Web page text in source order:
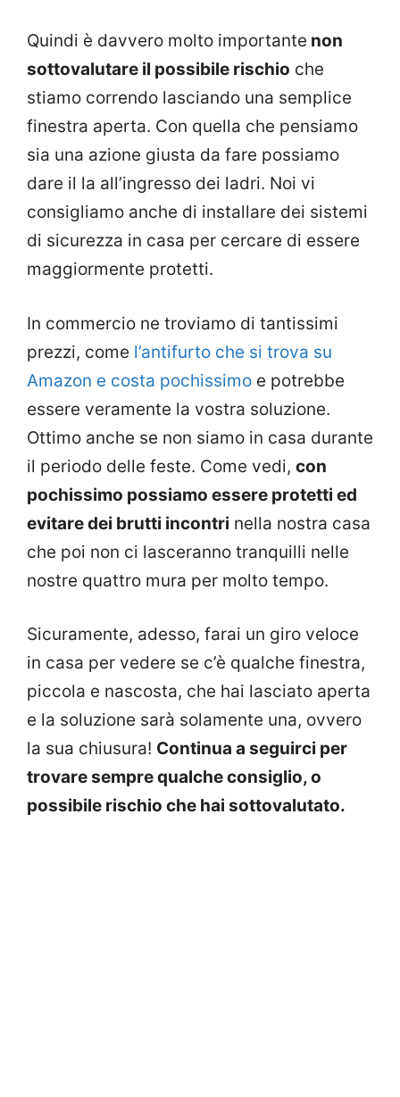
Quindi è davvero molto importante non
sottovalutare il possibile rischio che
stiamo correndo lasciando una semplice
finestra aperta. Con quella che pensiamo
sia una azione giusta da fare possiamo
dare il la all’ingresso dei ladri. Noi vi
consigliamo anche di installare dei sistemi
di sicurezza in casa per cercare di essere
maggiormente protetti.
In commercio ne troviamo di tantissimi
prezzi, come l’antifurto che si trova su
Amazon e costa pochissimo e potrebbe
essere veramente la vostra soluzione.
Ottimo anche se non siamo in casa durante
il periodo delle feste. Come vedi, con
pochissimo possiamo essere protetti ed
evitare dei brutti incontri nella nostra casa
che poi non ci lasceranno tranquilli nelle
nostre quattro mura per molto tempo.
Sicuramente, adesso, farai un giro veloce
in casa per vedere se c’è qualche finestra,
piccola e nascosta, che hai lasciato aperta
e la soluzione sarà solamente una, ovvero
la sua chiusura! Continua a seguirci per
trovare sempre qualche consiglio, o
possibile rischio che hai sottovalutato.